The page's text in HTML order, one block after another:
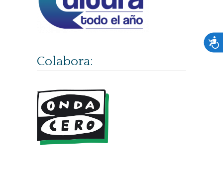
Colabora: